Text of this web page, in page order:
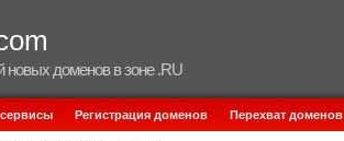
новых доменов в зоне .RU
Регистрация доменов Перехват доменов